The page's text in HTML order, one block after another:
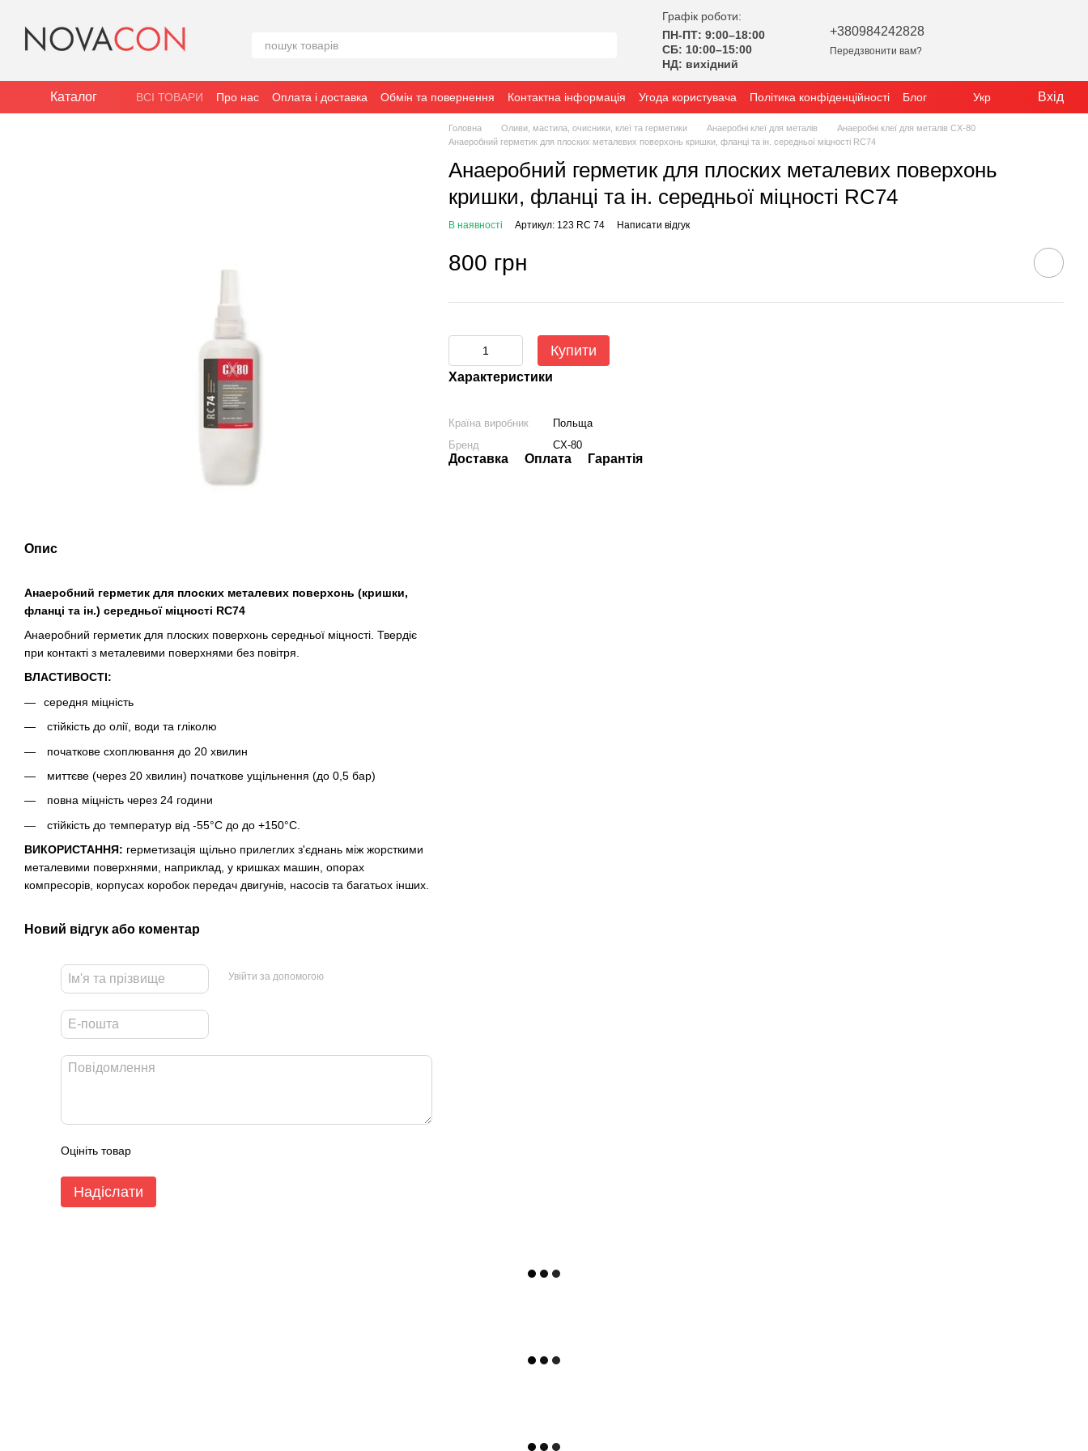
Графік роботи:
ПН-ПТ: 9:00–18:00
СБ: 10:00–15:00
НД: вихідний
+380984242828
Передзвонити вам?
Каталог ВСІ ТОВАРИ Про нас Оплата і доставка Обмін та повернення Контактна інформація Угода користувача Політика конфіденційності Блог Укр Вхід
Опис
Анаеробний герметик для плоских металевих поверхонь (кришки,
фланці та ін.) середньої міцності RC74
Анаеробний герметик для плоских поверхонь середньої міцності. Твердіє
при контакті з металевими поверхнями без повітря.
ВЛАСТИВОСТІ:
середня міцність
стійкість до олії, води та гліколю
початкове схоплювання до 20 хвилин
миттєве (через 20 хвилин) початкове ущільнення (до 0,5 бар)
повна міцність через 24 години
стійкість до температур від -55°C до до +150°С.
ВИКОРИСТАННЯ: герметизація щільно прилеглих з'єднань між жорсткими
металевими поверхнями, наприклад, у кришках машин, опорах
компресорів, корпусах коробок передач двигунів, насосів та багатьох інших.
Новий відгук або коментар
Увійти за допомогою
Оцініть товар
Надіслати
Головна Оливи, мастила, очисники, клеї та герметики Анаеробні клеї для металів
Анаеробні клеї для металів CX-80
Анаеробний герметик для плоских металевих поверхонь кришки, фланці та ін. середньої міцності RC74
Анаеробний герметик для плоских металевих поверхонь
кришки, фланці та ін. середньої міцності RC74
В наявності Артикул: 123 RC 74 Написати відгук
800 грн
Купити
Характеристики
Країна виробник
Польща
Бренд
CX-80
Доставка Оплата Гарантія